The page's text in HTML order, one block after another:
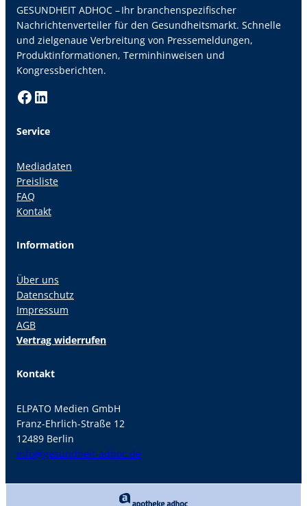
GESUNDHEIT ADHOC – Ihr branchenspezifischer
Nachrichtenverteiler für den Gesundheitsmarkt. Schnelle
und zielgenaue Verbreitung von Pressemeldungen,
Produktinformationen, Terminhinweisen und
Kongressberichten.
Facebook LinkedIn
Service
Mediadaten
Preisliste
FAQ
Kontakt
Information
Über uns
Datenschutz
Impressum
AGB
Vertrag widerrufen
Kontakt
ELPATO Medien GmbH
Franz-Ehrlich-Straße 12
12489 Berlin
info@gesundheit-adhoc.de